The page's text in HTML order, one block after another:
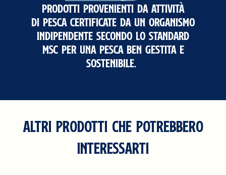
prodotti provenienti da attività
di pesca certificate da un organismo
indipendente secondo lo standard
MSC per una pesca ben gestita e
sostenibile.
ALTRI PRODOTTI CHE POTREBBERO
INTERESSARTI